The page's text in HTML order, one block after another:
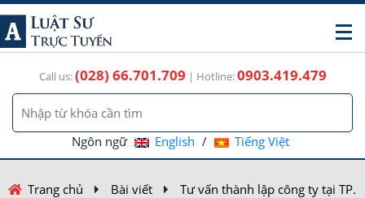
Call us:(028) 66.701.709 | Hotline:0903.419.479
Ngôn ngữ English / Tiếng Việt
Trang chủ Bài viết
Tư vấn thành lập công ty tại TP.